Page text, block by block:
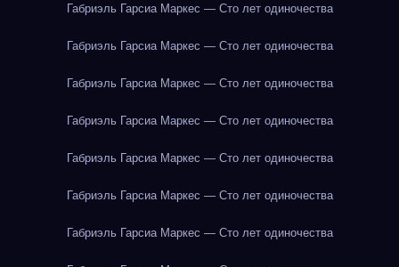
Габриэль Гарсиа Маркес — Сто лет одиночества
Габриэль Гарсиа Маркес — Сто лет одиночества
Габриэль Гарсиа Маркес — Сто лет одиночества
Габриэль Гарсиа Маркес — Сто лет одиночества
Габриэль Гарсиа Маркес — Сто лет одиночества
Габриэль Гарсиа Маркес — Сто лет одиночества
Габриэль Гарсиа Маркес — Сто лет одиночества